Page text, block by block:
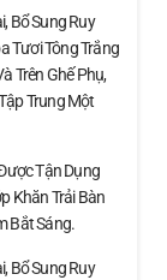
Bổ Sung Ruy
Tươi Tông Trắng
Trên Ghế Phụ,
Trung Một
Tận Dụng
Khăn Trải Bàn
Bắt Sáng.
Bổ Sung Ruy